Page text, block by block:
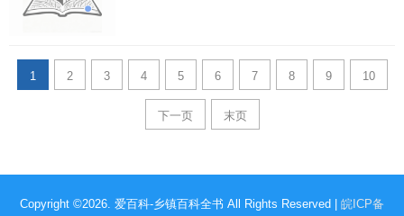
1 2 3 4 5 6 7 8 9 10
下一页 末页
Copyright ©2026. 爱百科-乡镇百科全书 All Rights Reserved | 皖ICP备